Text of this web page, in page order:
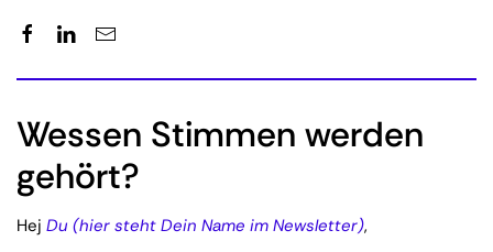
Wessen Stimmen werden
gehört?
Hej Du (hier steht Dein Name im Newsletter),